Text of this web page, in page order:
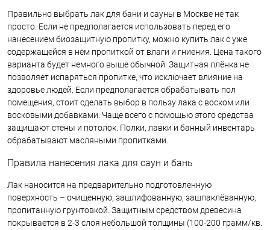
Правильно выбрать лак для бани и сауны в Москве не так
просто. Если не предполагается использовать перед его
нанесением биозащитную пропитку, можно купить лак с уже
содержащейся в нём пропиткой от влаги и гниения. Цена такого
варианта будет немного выше обычной. Защитная плёнка не
позволяет испаряться пропитке, что исключает влияние на
здоровье людей. Если предполагается обрабатывать пол
помещения, стоит сделать выбор в пользу лака с воском или
восковыми добавками. Чаще всего с помощью этого средства
защищают стены и потолок. Полки, лавки и банный инвентарь
обрабатывают масляными пропитками.
Правила нанесения лака для саун и бань
Лак наносится на предварительно подготовленную
поверхность – очищенную, зашлифованную, зашпаклёванную,
пропитанную грунтовкой. Защитным средством древесина
покрывается в 2-3 слоя небольшой толщины (100-200 грамм/кв.